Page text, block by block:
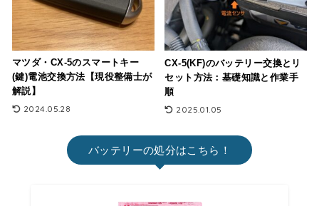
マツダ・CX-5のスマートキー
(鍵)電池交換方法【現役整備士が
解説】
2024.05.28
CX-5(KF)のバッテリー交換とリ
セット方法：基礎知識と作業手
順
2025.01.05
バッテリーの処分はこちら！